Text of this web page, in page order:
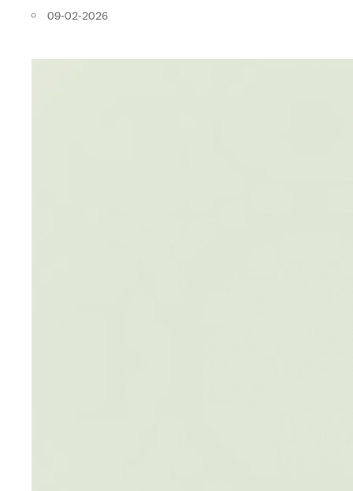
09-02-2026